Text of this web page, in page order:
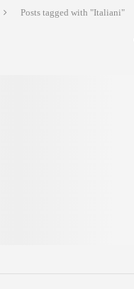
Posts tagged with "Italiani"